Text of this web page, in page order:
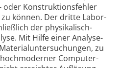
oder Kon­struk­tions­fehler
können. Der dritte Labor­
der physi­kalisch-
Mit Hilfe einer Analyse­
zu
Computer-